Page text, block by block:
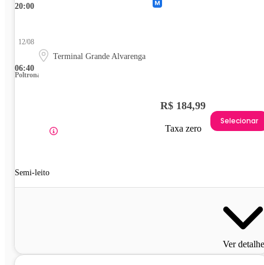
20:00
06:40
12/08
Terminal Grande Alvarenga
Poltrona
Semi-leito
R$ 184,99
Taxa zero
Selecionar
Ver